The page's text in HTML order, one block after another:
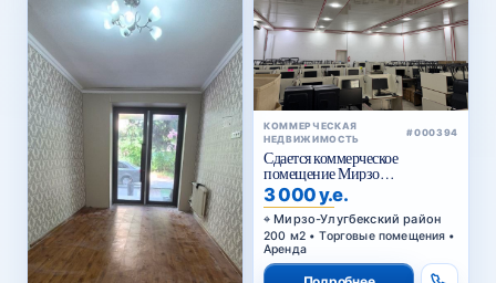
КОММЕРЧЕСКАЯ
НЕДВИЖИМОСТЬ
#000394
Сдается коммерческое
помещение Мирзо
Улугбекский район.
3 000 у.е.
Мирзо-Улугбекский район
200 м2 • Торговые помещения •
Аренда